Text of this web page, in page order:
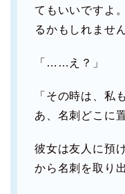
てもいいですよ
るかもしれませ
「……え？」
「その時は、私
あ、名刺どこに
彼女は友人に預
から名刺を取り